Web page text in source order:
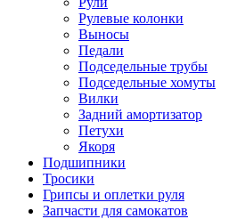
Рулевые колонки
Выносы
Педали
Подседельные трубы
Подседельные хомуты
Вилки
Задний амортизатор
Петухи
Якоря
Подшипники
Тросики
Грипсы и оплетки руля
Запчасти для самокатов